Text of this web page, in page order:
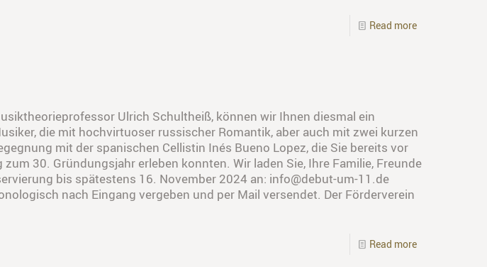
Read more
Ulrich Schultheiß, können wir Ihnen diesmal ein
die mit hochvirtuoser russischer Romantik, aber auch mit zwei kurzen
mit der spanischen Cellistin Inés Bueno Lopez, die Sie bereits vor
30. Gründungsjahr erleben konnten. Wir laden Sie, Ihre Familie, Freunde
bis spätestens 16. November 2024 an: info@debut-um-11.de
nach Eingang vergeben und per Mail versendet. Der Förderverein
Read more